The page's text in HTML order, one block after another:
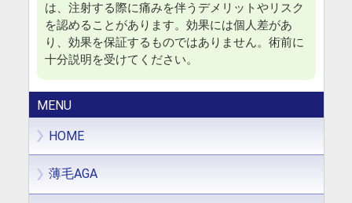
は、注射する際に痛みを伴うデメリットやリスク
を認めることがあります。効果には個人差があ
り、効果を保証するものではありません。術前に
十分説明を受けてください。
MENU
HOME
薄毛AGA